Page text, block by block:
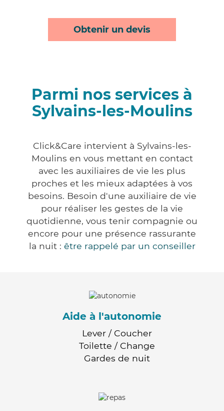
Obtenir un devis
Parmi nos services à
Sylvains-les-Moulins
Click&Care intervient à Sylvains-les-
Moulins en vous mettant en contact
avec les auxiliaires de vie les plus
proches et les mieux adaptées à vos
besoins. Besoin d'une auxiliaire de vie
pour réaliser les gestes de la vie
quotidienne, vous tenir compagnie ou
encore pour une présence rassurante
la nuit : être rappelé par un conseiller
Aide à l'autonomie
Lever / Coucher
Toilette / Change
Gardes de nuit